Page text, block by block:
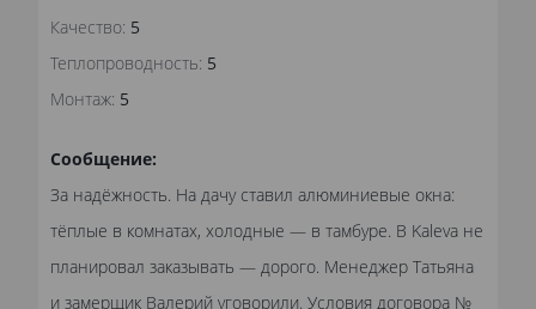
Качество: 5
Теплопроводность: 5
Монтаж: 5
Сообщение:
За надёжность. На дачу ставил алюминиевые окна:
тёплые в комнатах, холодные — в тамбуре. В Kaleva не
планировал заказывать — дорого. Менеджер Татьяна
и замерщик Валерий уговорили. Условия договора №